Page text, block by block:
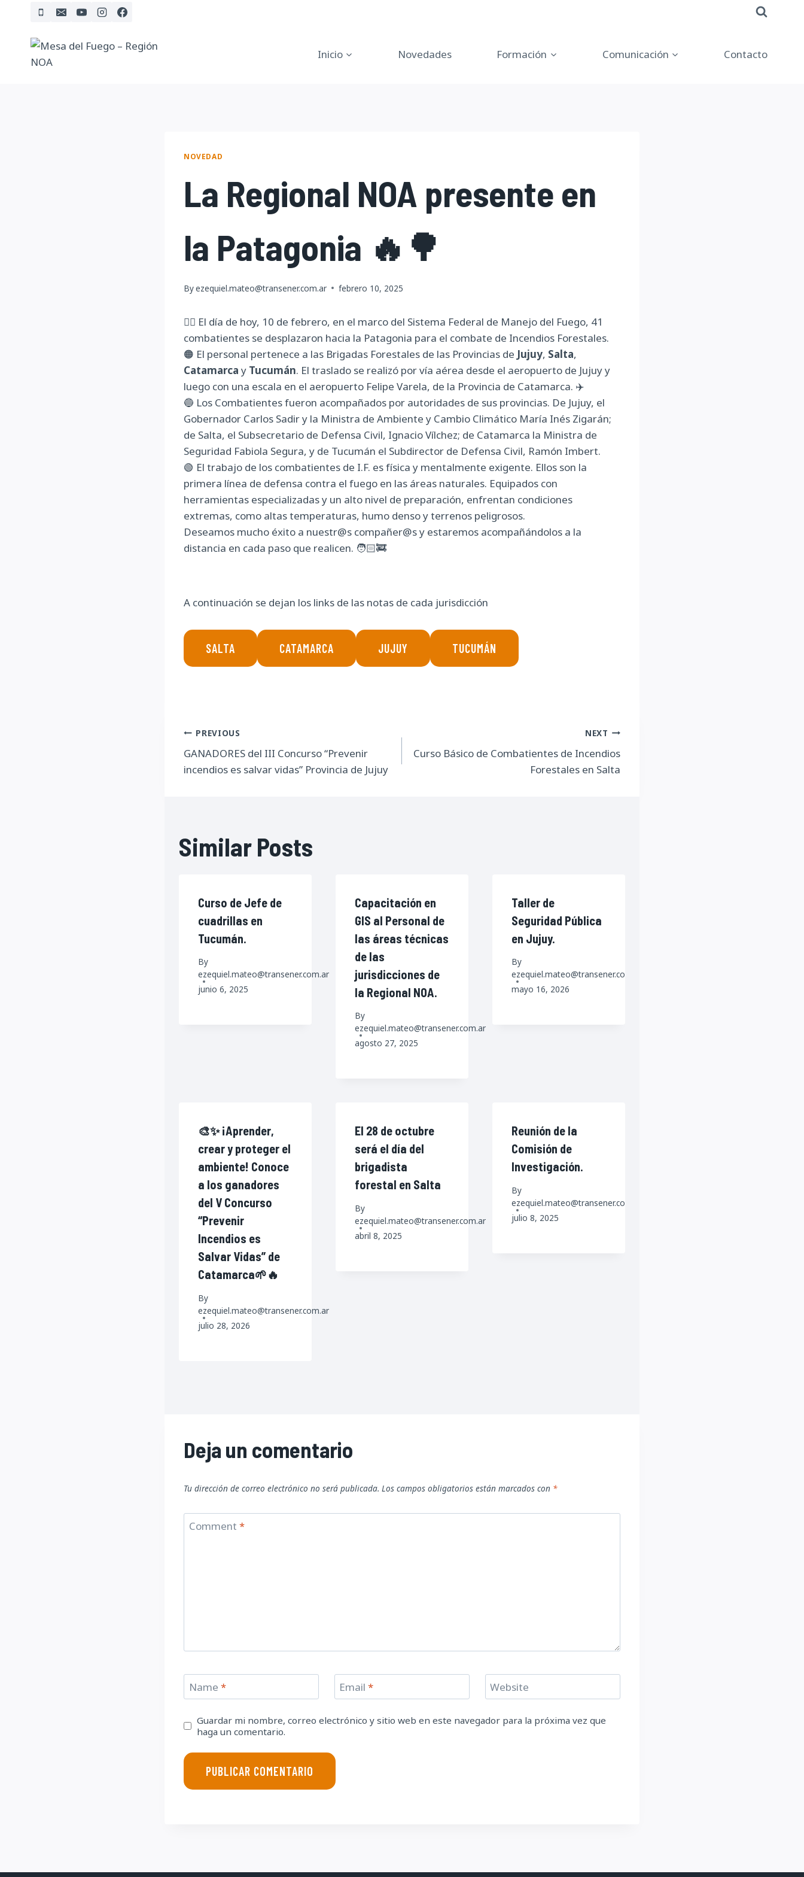
content
Inicio
Novedades Formación Comunicación Contacto
NOVEDAD
La Regional NOA presente en
la Patagonia 🔥🌳
Byezequiel.mateo@transener.com.ar febrero 10, 2025
👉🏻 El día de hoy, 10 de febrero, en el marco del Sistema Federal de Manejo del Fuego, 41
combatientes se desplazaron hacia la Patagonia para el combate de Incendios Forestales.
🟠 El personal pertenece a las Brigadas Forestales de las Provincias de Jujuy, Salta,
Catamarca y Tucumán. El traslado se realizó por vía aérea desde el aeropuerto de Jujuy y
luego con una escala en el aeropuerto Felipe Varela, de la Provincia de Catamarca. ✈️
🔵 Los Combatientes fueron acompañados por autoridades de sus provincias. De Jujuy, el
Gobernador Carlos Sadir y la Ministra de Ambiente y Cambio Climático María Inés Zigarán;
de Salta, el Subsecretario de Defensa Civil, Ignacio Vílchez; de Catamarca la Ministra de
Seguridad Fabiola Segura, y de Tucumán el Subdirector de Defensa Civil, Ramón Imbert.
🟢 El trabajo de los combatientes de I.F. es física y mentalmente exigente. Ellos son la
primera línea de defensa contra el fuego en las áreas naturales. Equipados con
herramientas especializadas y un alto nivel de preparación, enfrentan condiciones
extremas, como altas temperaturas, humo denso y terrenos peligrosos.
Deseamos mucho éxito a nuestr@s compañer@s y estaremos acompañándolos a la
distancia en cada paso que realicen. 🧑🏻‍🚒
A continuación se dejan los links de las notas de cada jurisdicción
SALTA CATAMARCA JUJUY TUCUMÁN
Navegación
de
PREVIOUS
GANADORES del III Concurso “Prevenir
incendios es salvar vidas” Provincia de Jujuy
NEXT
Curso Básico de Combatientes de Incendios
Forestales en Salta
Similar Posts
Curso de Jefe de
cuadrillas en
Tucumán.
By
ezequiel.mateo@transener.com.ar
junio 6, 2025
Capacitación en
GIS al Personal de
las áreas técnicas
de las
jurisdicciones de
la Regional NOA.
By
ezequiel.mateo@transener.com.ar
agosto 27, 2025
Taller de
Seguridad Pública
en Jujuy.
By
ezequiel.mateo@transener.com.ar
mayo 16, 2026
🎨✨ ¡Aprender,
crear y proteger el
ambiente! Conoce
a los ganadores
del V Concurso
“Prevenir
Incendios es
Salvar Vidas” de
Catamarca🌱🔥
By
ezequiel.mateo@transener.com.ar
julio 28, 2026
El 28 de octubre
será el día del
brigadista
forestal en Salta
By
ezequiel.mateo@transener.com.ar
abril 8, 2025
Reunión de la
Comisión de
Investigación.
By
ezequiel.mateo@transener.com.ar
julio 8, 2025
Deja un comentario
Tu dirección de correo electrónico no será publicada. Los campos obligatorios están marcados con *
Comment *
Name * Email* Website
Guardar mi nombre, correo electrónico y sitio web en este navegador para la próxima vez que
haga un comentario.